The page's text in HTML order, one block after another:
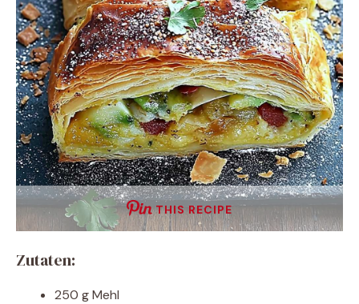
THIS RECIPE
Zutaten:
250 g Mehl